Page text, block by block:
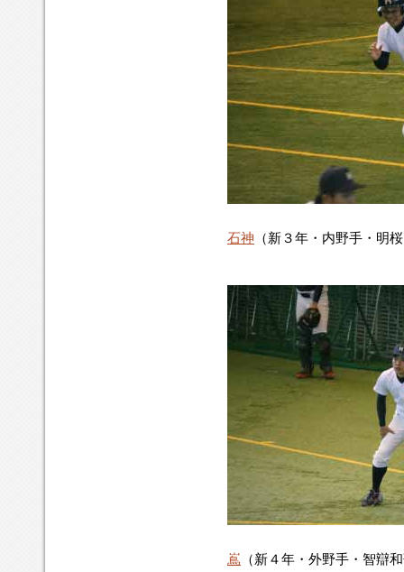
石神 （新３年・内野手・明
嶌 （新４年・外野手・智辯